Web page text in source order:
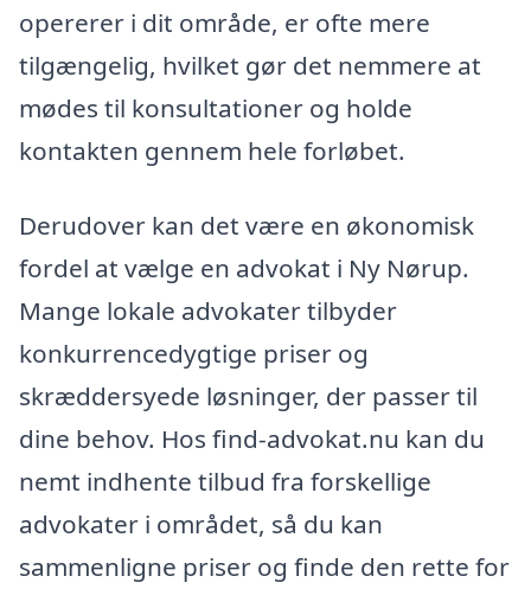
opererer i dit område, er ofte mere
tilgængelig, hvilket gør det nemmere at
mødes til konsultationer og holde
kontakten gennem hele forløbet.
Derudover kan det være en økonomisk
fordel at vælge en advokat i Ny Nørup.
Mange lokale advokater tilbyder
konkurrencedygtige priser og
skræddersyede løsninger, der passer til
dine behov. Hos find-advokat.nu kan du
nemt indhente tilbud fra forskellige
advokater i området, så du kan
sammenligne priser og finde den rette for